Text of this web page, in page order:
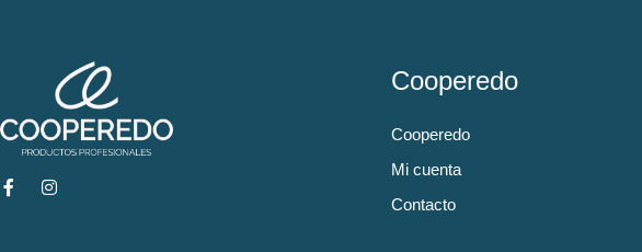
Cooperedo
Cooperedo
Mi cuenta
Contacto